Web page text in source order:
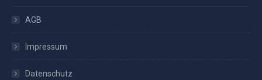
AGB
Impressum
Datenschutz